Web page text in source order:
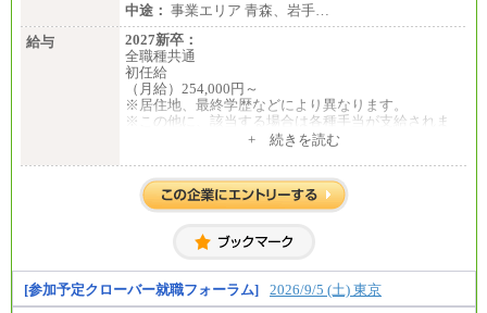
中途： 事業エリア 青森、岩手…
給与
2027新卒：
全職種共通
初任給
（月給）254,000円～
※居住地、最終学歴などにより異なります。
※この他に、該当する場合は各種手当が支給されま
中途：
全職種共通
※居住地、年齢により異なります。
※この他に、該当する場合は各種手当が支給されま
す。
※試用期間中も給与に変更はございません
+ 続きを読む
[参加予定クローバー就職フォーラム] 2026/9/5 (土) 東京